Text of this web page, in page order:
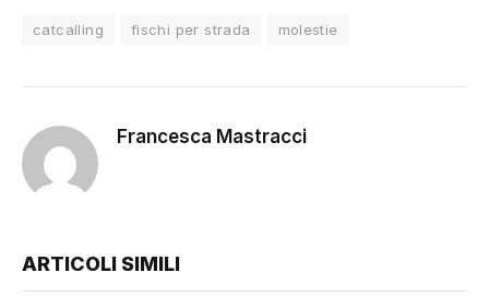
catcalling fischi per strada molestie
Francesca Mastracci
ARTICOLI SIMILI